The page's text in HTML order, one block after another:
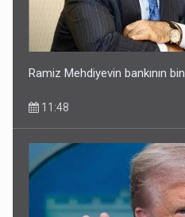
Ramiz Mehdiyevin bankının
11:48